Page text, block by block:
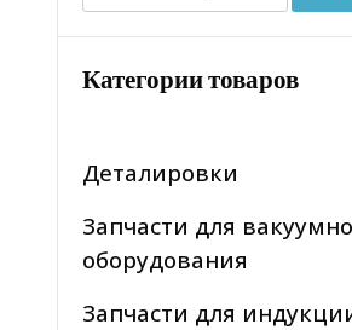
Категории товаров
Деталировки
Запчасти для
оборудования
Запчасти для